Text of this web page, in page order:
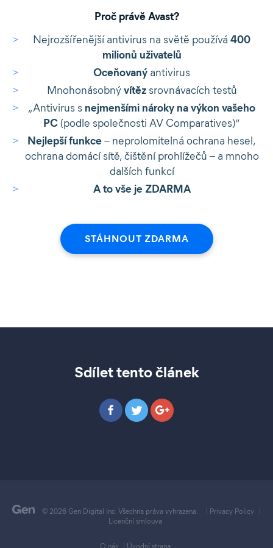
Proč právě Avast?
Nejrozšířenější antivirus na světě používá 400
milionů uživatelů
Oceňovaný antivirus
Mnohonásobnývítězsrovnávacích testů
„Antivirus s nejmenšími nároky na výkon vašeho
PC(podle společnosti AV Comparatives)“
Nejlepší funkce– neprolomitelná ochrana hesel,
ochrana domácí sítě, čištění prohlížečů – a mnoho
dalších funkcí
A to vše je ZDARMA
STÁHNOUT ZDARMA
Sdílet tento článek
© 2026 Gen Digital Inc. Všechna práva vyhrazena. Privacy Policy
Licenční smlouva
O nás Úvodní strana